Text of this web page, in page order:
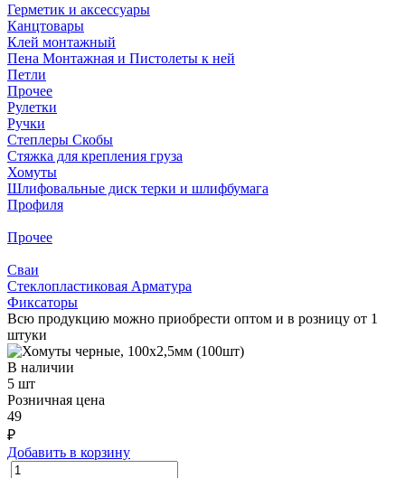
Герметик и аксессуары
Канцтовары
Клей монтажный
Пена Монтажная и Пистолеты к ней
Петли
Прочее
Рулетки
Ручки
Степлеры Скобы
Стяжка для крепления груза
Хомуты
Шлифовальные диск терки и шлифбумага
Профиля
Прочее
Сваи
Стеклопластиковая Арматура
Фиксаторы
Всю продукцию можно приобрести оптом и в розницу от 1
штуки
В наличии
5 шт
Розничная цена
49
₽
Добавить в корзину